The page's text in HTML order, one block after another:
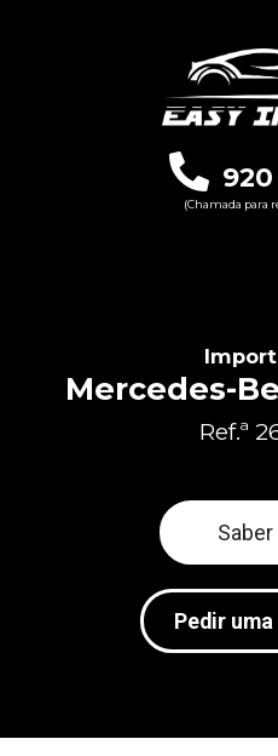
920
(Chamada para
Mercedes-
Ref.ª
Pedir